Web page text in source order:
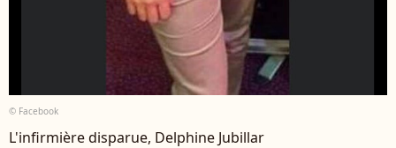
© Facebook
L'infirmière disparue, Delphine Jubillar